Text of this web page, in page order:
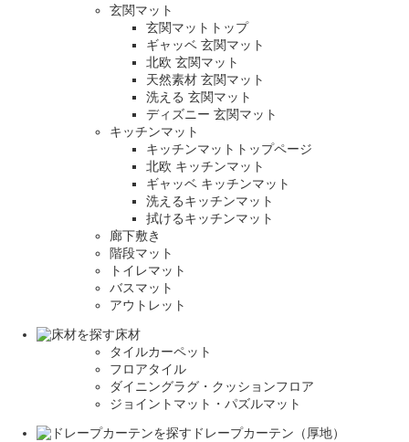
玄関マット
玄関マットトップ
ギャッベ 玄関マット
北欧 玄関マット
天然素材 玄関マット
洗える 玄関マット
ディズニー 玄関マット
キッチンマット
キッチンマットトップページ
北欧 キッチンマット
ギャッベ キッチンマット
洗えるキッチンマット
拭けるキッチンマット
廊下敷き
階段マット
トイレマット
バスマット
アウトレット
床材
タイルカーペット
フロアタイル
ダイニングラグ・クッションフロア
ジョイントマット・パズルマット
ドレープカーテン（厚地）